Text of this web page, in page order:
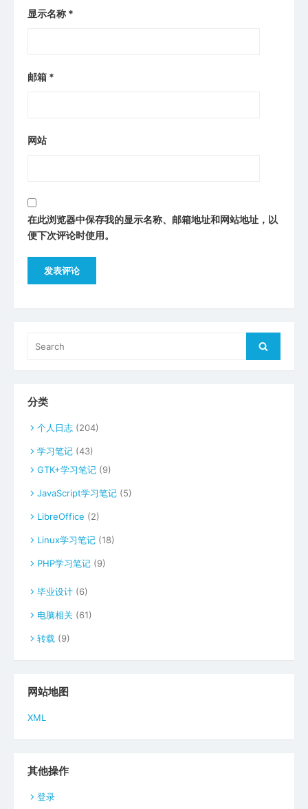
显示名称 *
邮箱 *
网站
在此浏览器中保存我的显示名称、邮箱地址和网站地址，以
便下次评论时使用。
for:
Search
分类
个人日志 (204)
学习笔记 (43)
GTK+学习笔记 (9)
JavaScript学习笔记 (5)
LibreOffice (2)
Linux学习笔记 (18)
PHP学习笔记 (9)
毕业设计 (6)
电脑相关 (61)
转载 (9)
网站地图
XML
其他操作
登录